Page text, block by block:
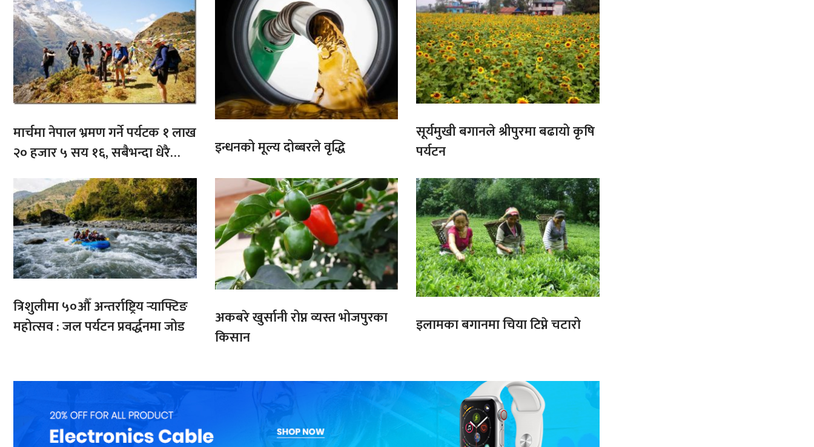
मार्चमा नेपाल भ्रमण गर्ने पर्यटक १ लाख
२० हजार ५ सय १६, सबैभन्दा धेरै
भारतबाट
इन्धनको मूल्य दोब्बरले वृद्धि
सूर्यमुखी बगानले श्रीपुरमा बढायो कृषि
पर्यटन
त्रिशुलीमा ५०औँ अन्तर्राष्ट्रिय र्‍याफ्टिङ
महोत्सव : जल पर्यटन प्रवर्द्धनमा जोड
अकबरे खुर्सानी रोप्न व्यस्त भोजपुरका
किसान
इलामका बगानमा चिया टिप्ने चटारो